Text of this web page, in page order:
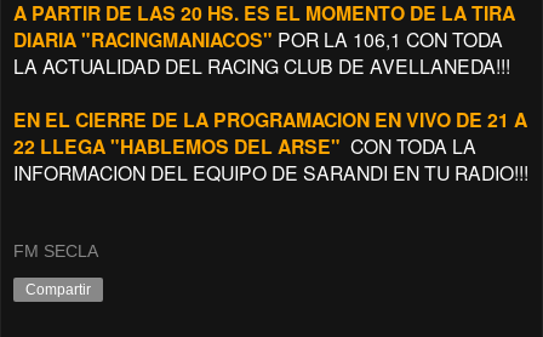
A PARTIR DE LAS 20 HS. ES EL MOMENTO DE LA TIRA
DIARIA "RACINGMANIACOS" POR LA 106,1 CON TODA
LA ACTUALIDAD DEL RACING CLUB DE AVELLANEDA!!!
EN EL CIERRE DE LA PROGRAMACION EN VIVO DE 21 A
22 LLEGA "HABLEMOS DEL ARSE" CON TODA LA
INFORMACION DEL EQUIPO DE SARANDI EN TU RADIO!!!
FM SECLA
Compartir